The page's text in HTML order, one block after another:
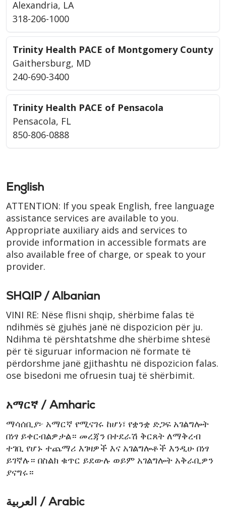
Alexandria, LA
318-206-1000
Trinity Health PACE of Montgomery County
Gaithersburg, MD
240-690-3400
Trinity Health PACE of Pensacola
Pensacola, FL
850-806-0888
English
ATTENTION: If you speak English, free language
assistance services are available to you.
Appropriate auxiliary aids and services to
provide information in accessible formats are
also available free of charge, or speak to your
provider.
SHQIP / Albanian
VINI RE: Nëse flisni shqip, shërbime falas të
ndihmës së gjuhës janë në dispozicion për ju.
Ndihma të përshtatshme dhe shërbime shtesë
për të siguruar informacion në formate të
përdorshme janë gjithashtu në dispozicion falas.
ose bisedoni me ofruesin tuaj të shërbimit.
አማርኛ / Amharic
ማሳሰቢያ፦ አማርኛ የሚናገሩ ከሆነ፣ የቋንቋ ድጋፍ አገልግሎት
በነፃ ይቀርብልዎታል። መረጃን በተደራሽ ቅርጸት ለማቅረብ
ተገቢ የሆኑ ተጨማሪ እገዛዎች እና አገልግሎቶች እንዲሁ በነፃ
ይገኛሉ። በስልክ ቁጥር ይደውሉ ወይም አገልግሎት አቅራቢዎን
ያናግሩ።
العربية / Arabic